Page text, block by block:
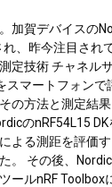
加賀デバイスの
れ、昨今注目され
定技術 チャネル
スマートフォンで
の方法と測定結
のnRF54L15
よる測距を評価
。 その後、
ールnRF